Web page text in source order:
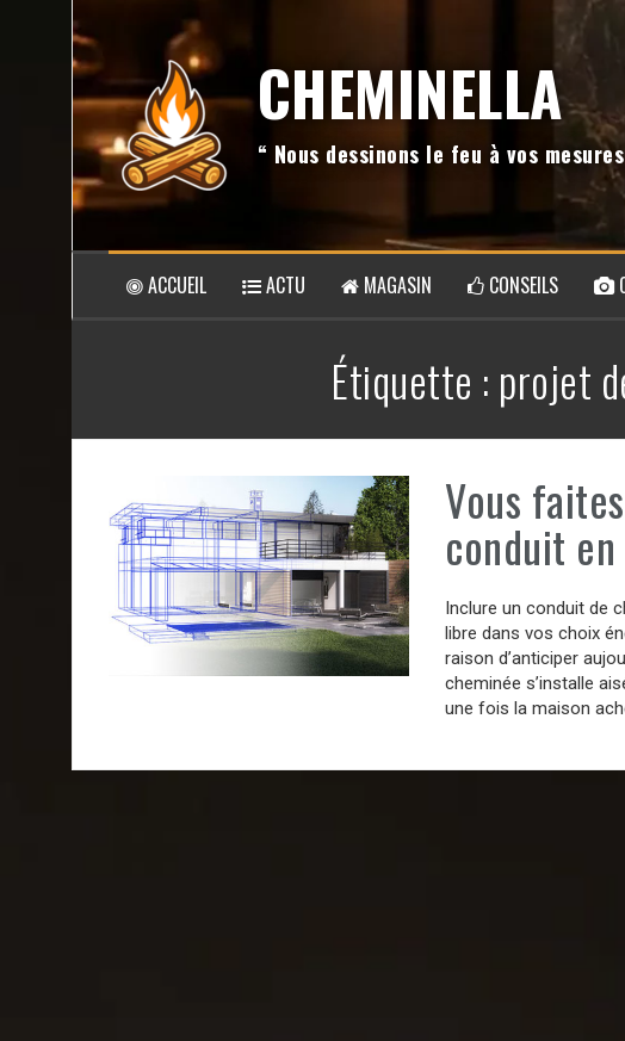
CHEMINELLA
“ Nous dessinons le feu à vos
ACCUEIL ACTU MAGASIN CONSEILS
Étiquette : projet
Vous
conduit
Inclure un conduit de
libre dans vos choix
raison d’anticiper
cheminée s’installe
une fois la maison